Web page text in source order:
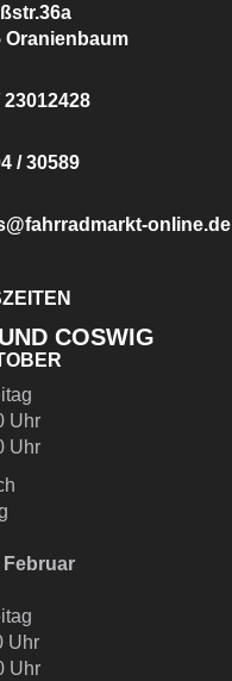
Oranienbaum
23012428
/ 30589
online.de
COSWIG
Uhr
Uhr
Februar
Uhr
Uhr